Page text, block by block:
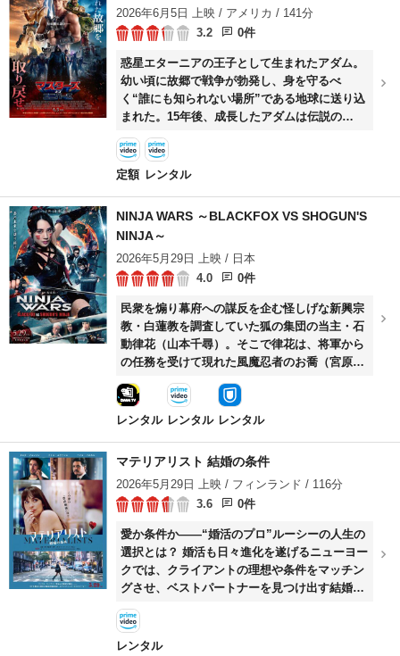
の生活を実現するユートピアを求めるが、その
先にも困難が待ち受けていた。
2026年6月5日 上映 / アメリカ / 141分
3.2
0件
惑星エターニアの王子として生まれたアダム。
幼い頃に故郷で戦争が勃発し、身を守るべ
く“誰にも知られない場所”である地球に送り込
まれた。15年後、成長したアダムは伝説の
剣“パワーソード”を見つけ出す。剣に導かれ故
郷へ戻った彼だったが、エターニアは邪悪な宿
敵スケルターによって陥落していた…。エター
する──！
定額 レンタル
NINJA WARS ～BLACKFOX VS SHOGUN'S
NINJA～
2026年5月29日 上映 / 日本
4.0
0件
民衆を煽り幕府への謀反を企む怪しげな新興宗
教・白蓮教を調査していた狐の集団の当主・石
動律花（山本千尋）。そこで律花は、将軍から
の任務を受けて現れた風魔忍者のお喬（宮原華
音）と出会う。\n律花とお喬たちが立ち向かう
べき敵は同じ、徳川家に恨みを持ち復興を願
う、服部半蔵（ケイン・コスギ）率いる伊賀忍
BLACKFOX の世界とHOGUN'S NINJA の世界
が交わる。狐の集団 VS 風魔忍者 VS 伊賀忍者
の忍者大戦＝NINJA WARS が幕を開ける！！
レンタル レンタル レンタル
マテリアリスト 結婚の条件
2026年5月29日 上映 / フィンランド / 116分
3.6
0件
愛か条件か――“婚活のプロ”ルーシーの人生の
選択とは？ 婚活も日々進化を遂げるニューヨー
クでは、クライアントの理想や条件をマッチン
グさせ、ベストパートナーを見つけ出す結婚相
談所が大流行。そんな現代の婚活市場を舞台
に、凄腕のマッチメーカーが、結婚相手として
最高なリッチで優しい恋人と、夢を追う売れな
レンタル